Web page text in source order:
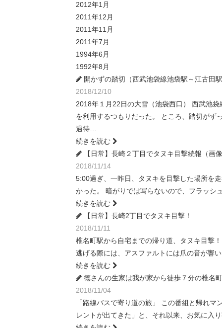
2012年1月
2011年12月
2011年11月
2011年7月
1994年6月
1992年8月
開かずの踏切（西武池袋線池袋駅～江古田
2018/12/10
2018年１月22日の大雪（池袋西口） 西武池
を利用するつもりだった。 ところ、踏切がず
過待…
続きを読む
【日常】長崎２丁目でタヌキ目撃続報（画
2018/11/14
5:00過ぎ、一昨日、タヌキを目撃した場所を
かった。 暗がりでは写らないので、フラッ
続きを読む
【日常】長崎2丁目でタヌキ目撃！
2018/11/11
椎名町駅から自宅までの帰り道、タヌキ目撃
逃げる際には、アスファルトには爪の音が響
続きを読む
徳さんの生家は我が家から徒歩７分の椎名
2018/11/04
「路線バスで寄り道の旅」 この番組と帰れ
レントが出てきた」と、それ以来、お気に入